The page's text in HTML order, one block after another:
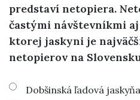
predstaví netopiera.
častými návštevníkmi
ktorej jaskyni je
netopierov na
Dobšinská ľadová jaskyňa